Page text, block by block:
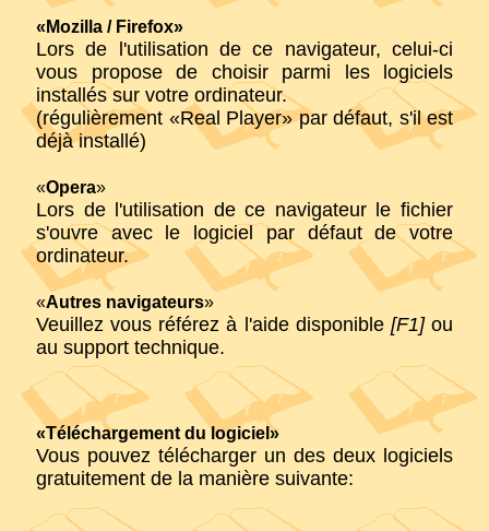
«Mozilla / Firefox»
Lors de l'utilisation de ce navigateur, celui-ci
vous propose de choisir parmi les logiciels
installés sur votre ordinateur.
(régulièrement «Real Player» par défaut, s'il est
déjà installé)
«Opera»
Lors de l'utilisation de ce navigateur le fichier
s'ouvre avec le logiciel par défaut de votre
ordinateur.
«Autres navigateurs»
Veuillez vous référez à l'aide disponible [F1]ou
au support technique.
«Téléchargement du logiciel»
Vous pouvez télécharger un des deux logiciels
gratuitement de la manière suivante: